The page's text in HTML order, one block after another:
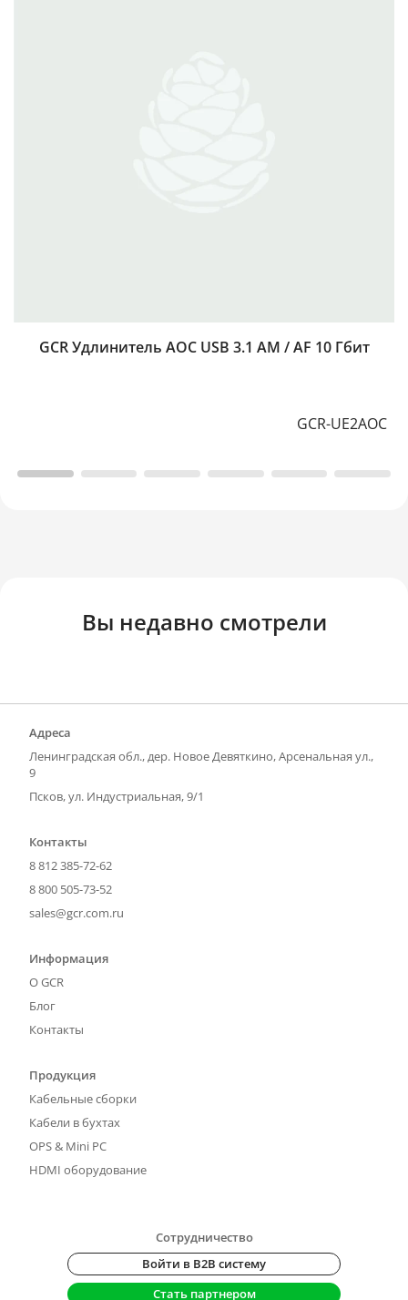
GCR Удлинитель AOC USB 3.1 AM / AF 10 Гбит
GCR-UE2AOC
Вы недавно смотрели
Адреса
Ленинградская обл., дер. Новое Девяткино, Арсенальная ул.,
9
Псков, ул. Индустриальная, 9/1
Контакты
8 812 385-72-62
8 800 505-73-52
sales@gcr.com.ru
Информация
О GCR
Блог
Контакты
Продукция
Кабельные сборки
Кабели в бухтах
OPS & Mini PC
HDMI оборудование
Сотрудничество
Войти в B2B систему
Стать партнером